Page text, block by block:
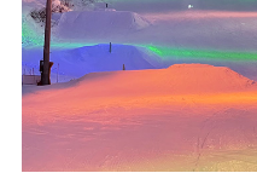
弊社名義の郵便について
新規会員登録
ログイン